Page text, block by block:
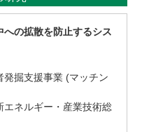
の拡散を防止するシス
発掘支援事業 (マッチン
エネルギー・産業技術総